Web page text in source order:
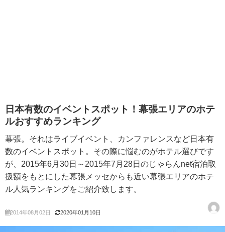
日本有数のイベントスポット！幕張エリアのホテ
ルおすすめランキング
幕張。それはライブイベント、カンファレンスなど日本有
数のイベントスポット。その際に悩むのがホテル選びです
が、2015年6月30日～2015年7月28日のじゃらんnet宿泊取
扱額をもとにした幕張メッセからも近い幕張エリアのホテ
ル人気ランキングをご紹介致します。
2014年08月02日 2020年01月10日